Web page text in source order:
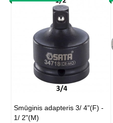
Smūginis adapteris 3/ 4"(F) -
1/ 2"(M)